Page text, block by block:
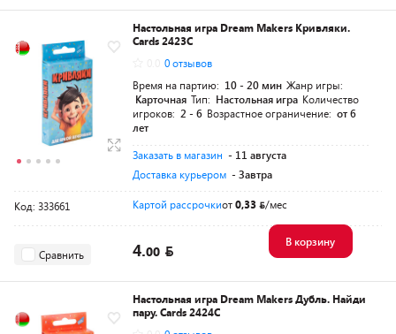
Настольная игра Dream Makers Кривляки.
Cards 2423C
0 отзывов
Время на партию: 10 - 20 мин Жанр игры:
Карточная Тип: Настольная игра Количество
игроков: 2 - 6 Возрастное ограничение: от 6
лет
Заказать в магазин - 11 августа
Доставка курьером - Завтра
Код: 333661 Картой рассрочкиот0,33 /мес
Сравнить 4.00
В корзину
Настольная игра Dream Makers Дубль. Найди
пару. Cards 2424C